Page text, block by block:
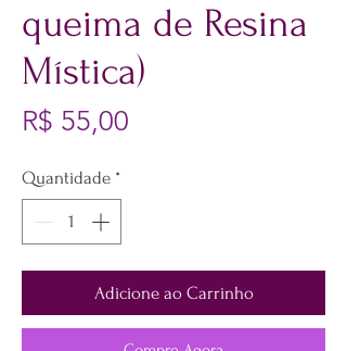
queima de Resina
Mística)
R$ 55,00
Quantidade *
Adicione ao Carrinho